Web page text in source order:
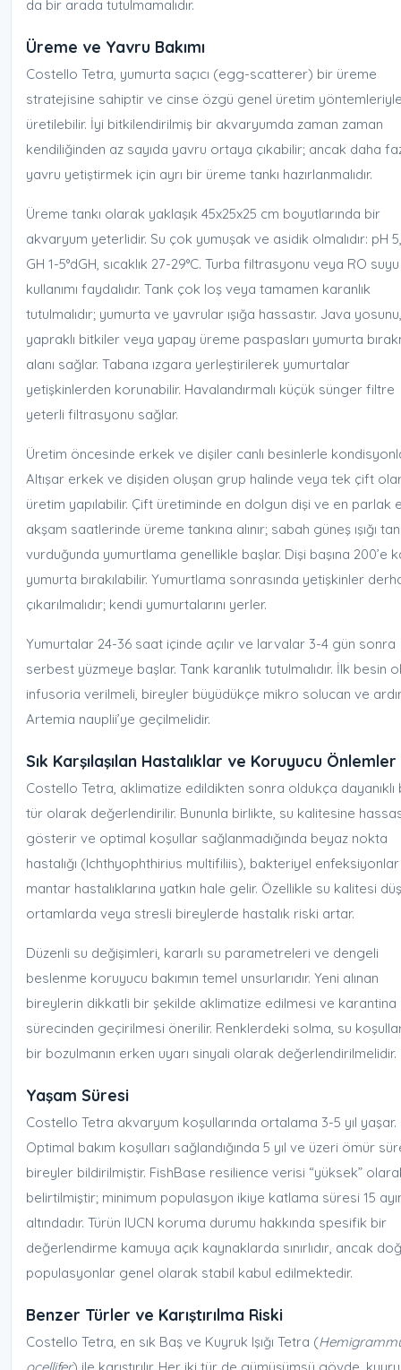
da bir arada tutulmamalıdır.
Üreme ve Yavru Bakımı
Costello Tetra, yumurta saçıcı (egg-scatterer) bir üreme
stratejisine sahiptir ve cinse özgü genel üretim
üretilebilir. İyi bitkilendirilmiş bir akvaryumda zaman zaman
kendiliğinden az sayıda yavru ortaya çıkabilir; ancak daha
yavru yetiştirmek için ayrı bir üreme tankı hazırlanmalıdır.
Üreme tankı olarak yaklaşık 45x25x25 cm boyutlarında bir
akvaryum yeterlidir. Su çok yumuşak ve asidik olmalıdır: pH
GH 1-5°dGH, sıcaklık 27-29°C. Turba filtrasyonu veya RO suyu
kullanımı faydalıdır. Tank çok loş veya tamamen karanlık
tutulmalıdır; yumurta ve yavrular ışığa hassastır. Java
yapraklı bitkiler veya yapay üreme paspasları yumurta
alanı sağlar. Tabana ızgara yerleştirilerek yumurtalar
yetişkinlerden korunabilir. Havalandırmalı küçük sünger filtre
yeterli filtrasyonu sağlar.
Üretim öncesinde erkek ve dişiler canlı besinlerle
Altışar erkek ve dişiden oluşan grup halinde veya tek çift
üretim yapılabilir. Çift üretiminde en dolgun dişi ve en parlak
akşam saatlerinde üreme tankına alınır; sabah güneş ışığı
vurduğunda yumurtlama genellikle başlar. Dişi başına 200’e
yumurta bırakılabilir. Yumurtlama sonrasında yetişkinler
çıkarılmalıdır; kendi yumurtalarını yerler.
Yumurtalar 24-36 saat içinde açılır ve larvalar 3-4 gün sonra
serbest yüzmeye başlar. Tank karanlık tutulmalıdır. İlk besin
infusoria verilmeli, bireyler büyüdükçe mikro solucan ve
Artemia nauplii’ye geçilmelidir.
Sık Karşılaşılan Hastalıklar ve Koruyucu Önlemler
Costello Tetra, aklimatize edildikten sonra oldukça dayanıklı
tür olarak değerlendirilir. Bununla birlikte, su kalitesine
gösterir ve optimal koşullar sağlanmadığında beyaz nokta
hastalığı (Ichthyophthirius multifiliis), bakteriyel
mantar hastalıklarına yatkın hale gelir. Özellikle su kalitesi
ortamlarda veya stresli bireylerde hastalık riski artar.
Düzenli su değişimleri, kararlı su parametreleri ve dengeli
beslenme koruyucu bakımın temel unsurlarıdır. Yeni alınan
bireylerin dikkatli bir şekilde aklimatize edilmesi ve karantina
sürecinden geçirilmesi önerilir. Renklerdeki solma, su
bir bozulmanın erken uyarı sinyali olarak değerlendirilmelidir.
Yaşam Süresi
Costello Tetra akvaryum koşullarında ortalama 3-5 yıl yaşar.
Optimal bakım koşulları sağlandığında 5 yıl ve üzeri ömür
bireyler bildirilmiştir. FishBase resilience verisi “yüksek”
belirtilmiştir; minimum populasyon ikiye katlama süresi 15
altındadır. Türün IUCN koruma durumu hakkında spesifik bir
değerlendirme kamuya açık kaynaklarda sınırlıdır, ancak
populasyonlar genel olarak stabil kabul edilmektedir.
Benzer Türler ve Karıştırılma Riski
Costello Tetra, en sık Baş ve Kuyruk Işığı Tetra (